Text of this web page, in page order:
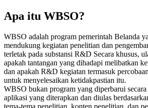
Apa itu WBSO?
WBSO adalah program pemerintah Belanda
mendukung kegiatan penelitian dan
terletak pada substansi R&D Secara khusus,
apakah tantangan yang dihadapi melibatkan
dan apakah R&D kegiatan termasuk
untuk menyelesaikan ketidakpastian itu.
WBSO bukan program yang diperbarui
aplikasi yang diterapkan dan diulas
tema-tema penelitian, konten penelitian, dan